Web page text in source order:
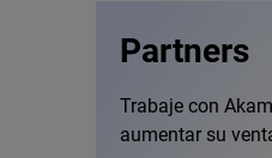
Partners
Trabaje con
aumentar su